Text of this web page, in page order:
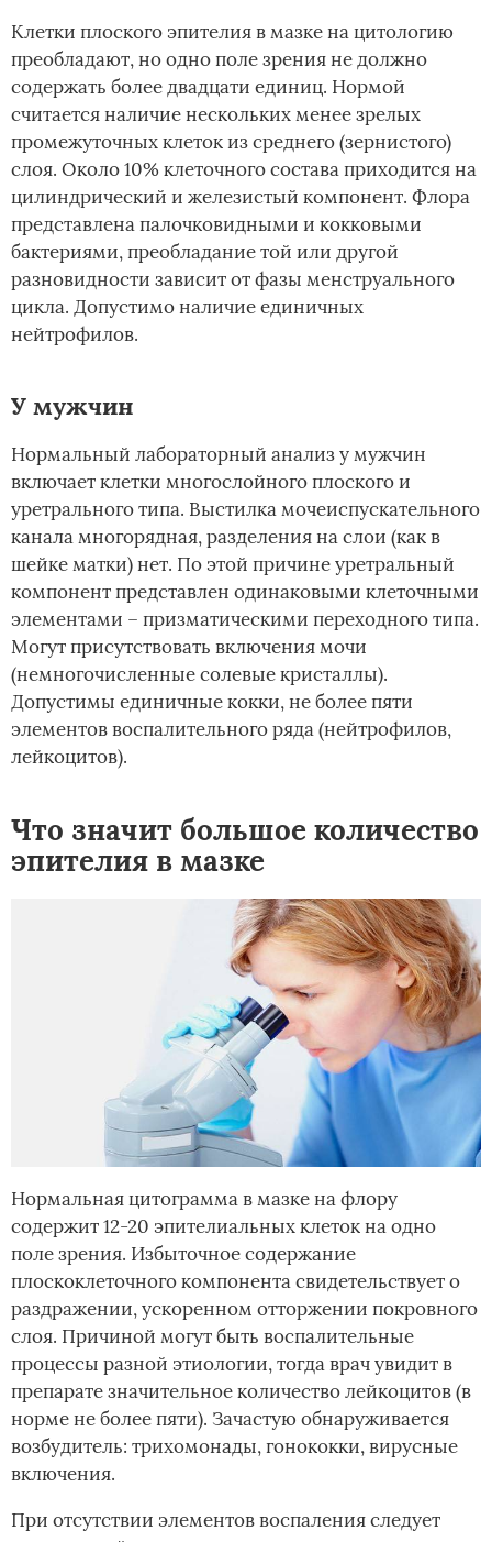
Клетки плоского эпителия в мазке на цитологию
преобладают, но одно поле зрения не должно
содержать более двадцати единиц. Нормой
считается наличие нескольких менее зрелых
промежуточных клеток из среднего (зернистого)
слоя. Около 10% клеточного состава приходится на
цилиндрический и железистый компонент. Флора
представлена палочковидными и кокковыми
бактериями, преобладание той или другой
разновидности зависит от фазы менструального
цикла. Допустимо наличие единичных
нейтрофилов.
У мужчин
Нормальный лабораторный анализ у мужчин
включает клетки многослойного плоского и
уретрального типа. Выстилка мочеиспускательного
канала многорядная, разделения на слои (как в
шейке матки) нет. По этой причине уретральный
компонент представлен одинаковыми клеточными
элементами – призматическими переходного типа.
Могут присутствовать включения мочи
(немногочисленные солевые кристаллы).
Допустимы единичные кокки, не более пяти
элементов воспалительного ряда (нейтрофилов,
лейкоцитов).
Что значит большое количество
эпителия в мазке
Нормальная цитограмма в мазке на флору
содержит 12-20 эпителиальных клеток на одно
поле зрения. Избыточное содержание
плоскоклеточного компонента свидетельствует о
раздражении, ускоренном отторжении покровного
слоя. Причиной могут быть воспалительные
процессы разной этиологии, тогда врач увидит в
препарате значительное количество лейкоцитов (в
норме не более пяти). Зачастую обнаруживается
возбудитель: трихомонады, гонококки, вирусные
включения.
При отсутствии элементов воспаления следует